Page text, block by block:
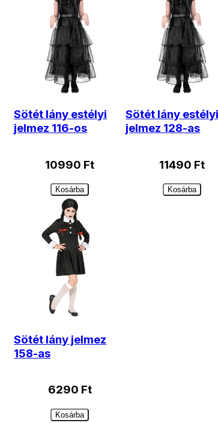
Sötét lány estélyi
jelmez 116-os
10990 Ft
Kosárba
Sötét lány estélyi
jelmez 128-as
11490 Ft
Kosárba
Sötét lány jelmez
158-as
6290 Ft
Kosárba